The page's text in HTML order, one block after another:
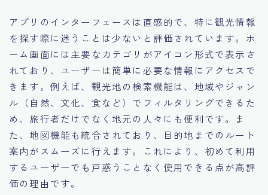
アプリのインターフェースは直感的で、特に観光情報
を探す際に迷うことは少ないと評価されています。ホ
ーム画面には主要なカテゴリがアイコン形式で表示さ
れており、ユーザーは簡単に必要な情報にアクセスで
きます。例えば、観光地の検索機能は、地域やジャン
ル（自然、文化、食など）でフィルタリングできるた
め、旅行者だけでなく地元の人々にも便利です。ま
た、地図機能も統合されており、目的地までのルート
案内がスムーズに行えます。これにより、初めて利用
するユーザーでも戸惑うことなく使用できる点が高評
価の理由です。